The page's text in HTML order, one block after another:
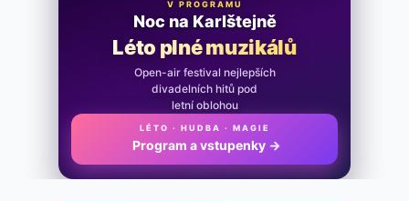
V PROGRAMU
Noc na Karlštejně
Léto plné muzikálů
Open-air festival nejlepších
divadelních hitů pod
letní oblohou
LÉTO · HUDBA · MAGIE
Program a vstupenky→